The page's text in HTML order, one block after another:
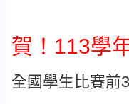
賀！113學
全國學生比賽前3